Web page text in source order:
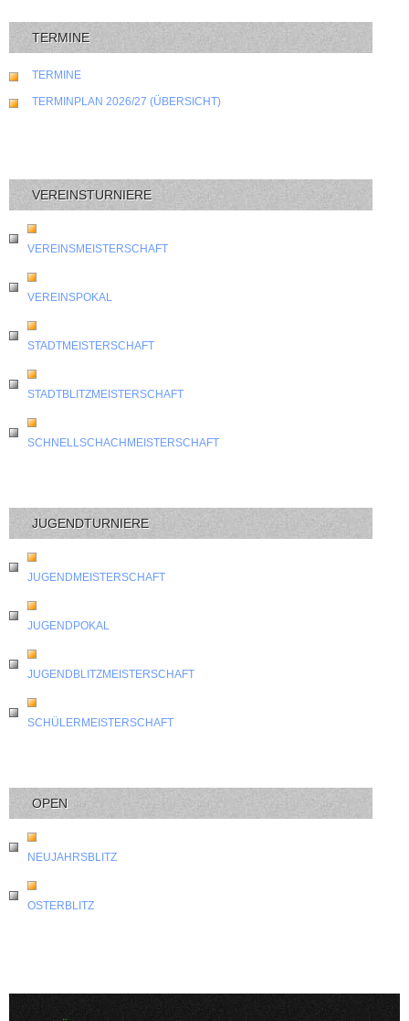
TERMINE
TERMINE
TERMINPLAN 2026/27 (ÜBERSICHT)
VEREINSTURNIERE
VEREINSMEISTERSCHAFT
VEREINSPOKAL
STADTMEISTERSCHAFT
STADTBLITZMEISTERSCHAFT
SCHNELLSCHACHMEISTERSCHAFT
JUGENDTURNIERE
JUGENDMEISTERSCHAFT
JUGENDPOKAL
JUGENDBLITZMEISTERSCHAFT
SCHÜLERMEISTERSCHAFT
OPEN
NEUJAHRSBLITZ
OSTERBLITZ